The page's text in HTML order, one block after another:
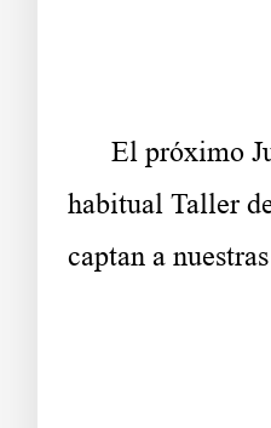
El próximo
habitual Taller
captan a